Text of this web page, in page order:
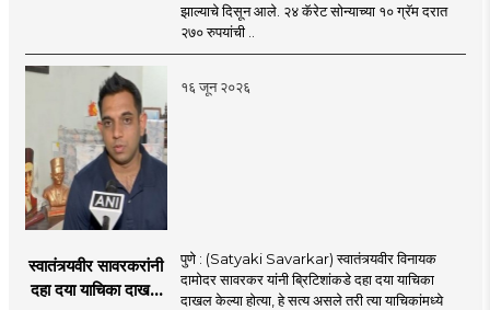
झाल्याचे दिसून आले. २४ कॅरेट सोन्याच्या १० ग्रॅम दरात
२७० रुपयांची ..
१६ जून २०२६
स्वातंत्र्यवीर सावरकरांनी
दहा दया याचिका दाखल
पुणे : (Satyaki Savarkar) स्वातंत्र्यवीर विनायक
दामोदर सावरकर यांनी ब्रिटिशांकडे दहा दया याचिका
दाखल केल्या होत्या, हे सत्य असले तरी त्या याचिकांमध्ये